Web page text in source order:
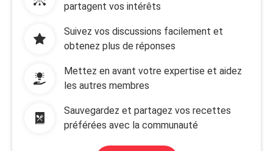
partagent vos intérêts
Suivez vos discussions facilement et
obtenez plus de réponses
Mettez en avant votre expertise et aidez
les autres membres
Sauvegardez et partagez vos recettes
préférées avec la communauté